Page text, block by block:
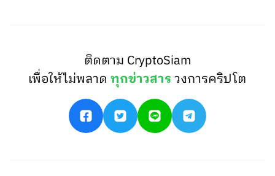
ติดตาม CryptoSiam
เพื่อให้ไม่พลาดทุกข่าวสารวงการคริปโต